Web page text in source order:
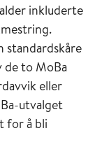
inkluderte
standardskåre
to MoBa
eller
utvalget
for å bli